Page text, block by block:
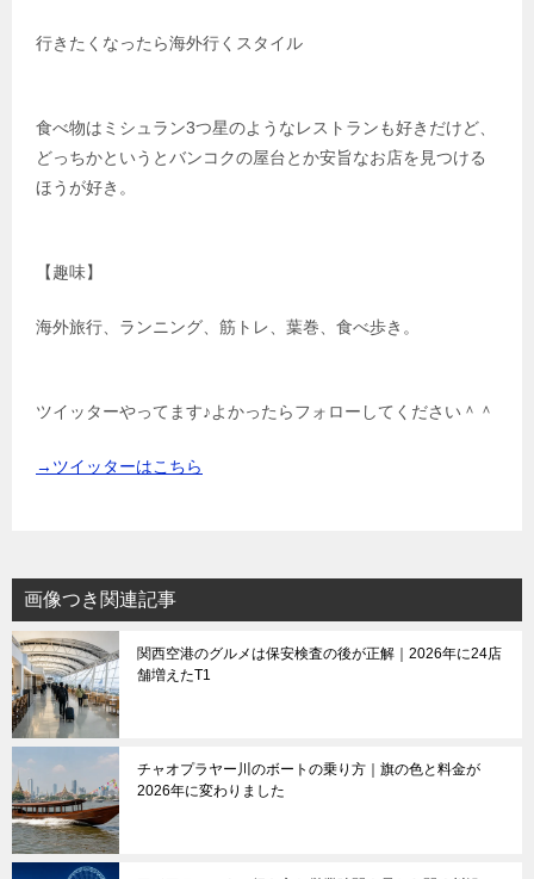
行きたくなったら海外行くスタイル
食べ物はミシュラン3つ星のようなレストランも好きだけど、
どっちかというとバンコクの屋台とか安旨なお店を見つける
ほうが好き。
【趣味】
海外旅行、ランニング、筋トレ、葉巻、食べ歩き。
ツイッターやってます♪よかったらフォローしてください＾＾
→ツイッターはこちら
画像つき関連記事
関西空港のグルメは保安検査の後が正解｜2026年に24店
舗増えたT1
チャオプラヤー川のボートの乗り方｜旗の色と料金が
2026年に変わりました